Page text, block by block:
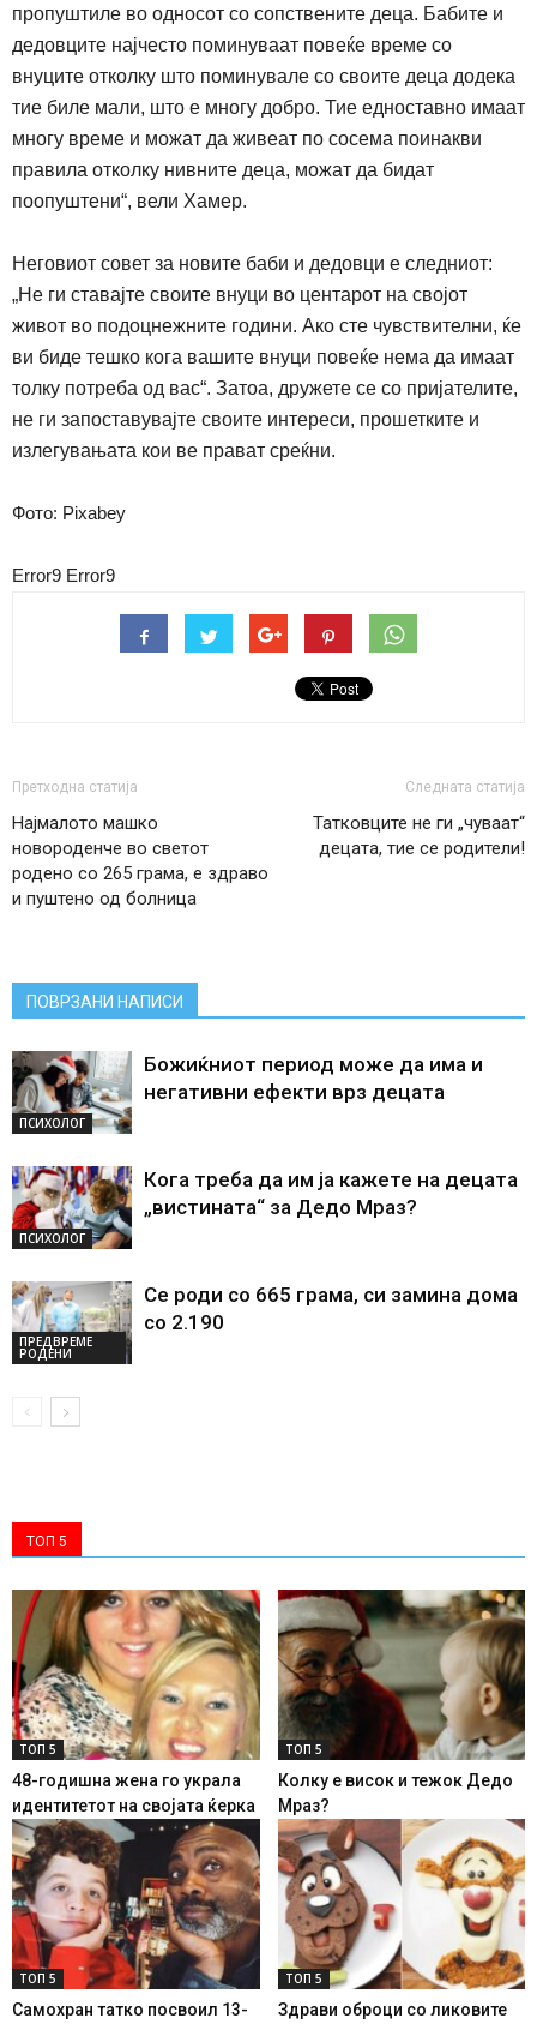
пропуштиле во односот со сопствените деца. Бабите и
дедовците најчесто поминуваат повеќе време со
внуците отколку што поминувале со своите деца додека
тие биле мали, што е многу добро. Тие едноставно имаат
многу време и можат да живеат по сосема поинакви
правила отколку нивните деца, можат да бидат
поопуштени“, вели Хамер.
Неговиот совет за новите баби и дедовци е следниот:
„Не ги ставајте своите внуци во центарот на својот
живот во подоцнежните години. Ако сте чувствителни, ќе
ви биде тешко кога вашите внуци повеќе нема да имаат
толку потреба од вас“. Затоа, дружете се со пријателите,
не ги запоставувајте своите интереси, прошетките и
излегувањата кои ве прават среќни.
Фото: Pixabey
Error9 Error9
Претходна статија
Најмалото машко
новороденче во светот
родено со 265 грама, е здраво
и пуштено од болница
Следната статија
Татковците не ги „чуваат“
децата, тие се родители!
ПОВРЗАНИ НАПИСИ
ПСИХОЛОГ
Божиќниот период може да има и
негативни ефекти врз децата
ПСИХОЛОГ
Кога треба да им ја кажете на децата
„вистината“ за Дедо Мраз?
ПРЕДВРЕМЕ
РОДЕНИ
Се роди со 665 грама, си замина дома
со 2.190
ТОП 5
ТОП 5
48-годишна жена го украла
идентитетот на својата ќерка
ТОП 5
Колку е висок и тежок Дедо
Мраз?
ТОП 5
Самохран татко посвоил 13-
ТОП 5
Здрави оброци со ликовите